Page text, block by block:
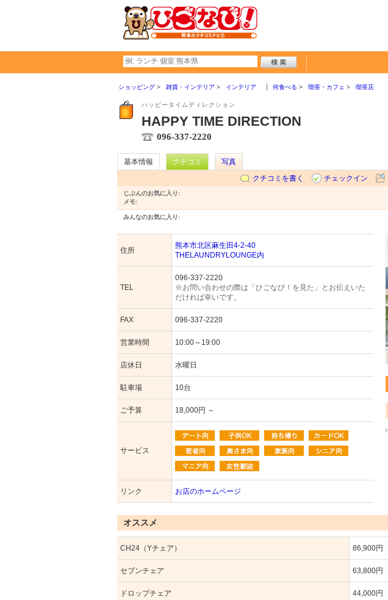
ショッピング 雑貨・インテリア インテリア 何食べる 喫茶・カフェ 喫茶店
ハッピータイムディレクション
HAPPY TIME DIRECTION
096-337-2220
基本情報 クチコミ
写真
クチコミを書く
チェックイン
じぶんのお気に入り:
メモ:
みんなのお気に入り:
住所
熊本市北区麻生田4-2-40
THELAUNDRYLOUNGE内
TEL
096-337-2220
※お問い合わせの際は「ひごなび！を見た」とお伝えいた
だければ幸いです。
FAX 096-337-2220
営業時間 10:00～19:00
店休日 水曜日
駐車場 10台
ご予算 18,000円 ～
サービス
リンク お店のホームページ
オススメ
CH24（Yチェア） 86,900円
セブンチェア 63,800円
ドロップチェア 44,000円